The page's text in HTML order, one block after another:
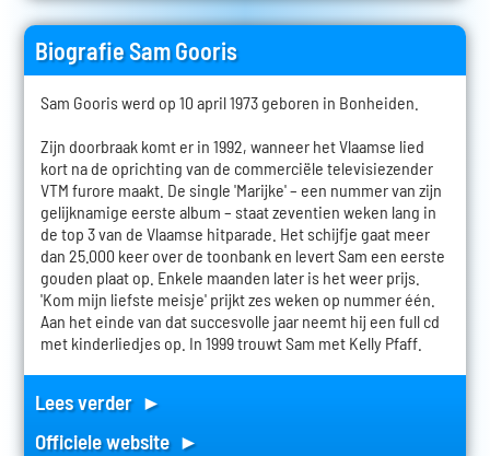
Biografie Sam Gooris
Sam Gooris werd op 10 april 1973 geboren in Bonheiden.
Zijn doorbraak komt er in 1992, wanneer het Vlaamse lied
kort na de oprichting van de commerciële televisiezender
VTM furore maakt. De single 'Marijke' – een nummer van zijn
gelijknamige eerste album – staat zeventien weken lang in
de top 3 van de Vlaamse hitparade. Het schijfje gaat meer
dan 25.000 keer over de toonbank en levert Sam een eerste
gouden plaat op. Enkele maanden later is het weer prijs.
'Kom mijn liefste meisje' prijkt zes weken op nummer één.
Aan het einde van dat succesvolle jaar neemt hij een full cd
met kinderliedjes op. In 1999 trouwt Sam met Kelly Pfaff.
Lees verder ►
Officiele website ►